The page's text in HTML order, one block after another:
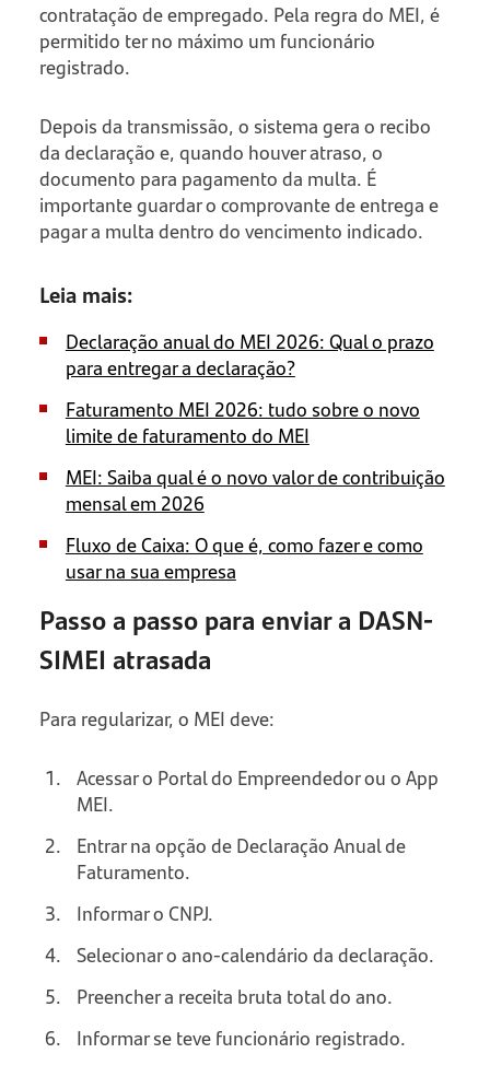
contratação de empregado. Pela regra do MEI, é
permitido ter no máximo um funcionário
registrado.
Depois da transmissão, o sistema gera o recibo
da declaração e, quando houver atraso, o
documento para pagamento da multa. É
importante guardar o comprovante de entrega e
pagar a multa dentro do vencimento indicado.
Leia mais:
Declaração anual do MEI 2026: Qual o prazo
para entregar a declaração?
Faturamento MEI 2026: tudo sobre o novo
limite de faturamento do MEI
MEI: Saiba qual é o novo valor de contribuição
mensal em 2026
Fluxo de Caixa: O que é, como fazer e como
usar na sua empresa
Passo a passo para enviar a DASN-
SIMEI atrasada
Para regularizar, o MEI deve:
Acessar o Portal do Empreendedor ou o App
MEI.
Entrar na opção de Declaração Anual de
Faturamento.
Informar o CNPJ.
Selecionar o ano-calendário da declaração.
Preencher a receita bruta total do ano.
Informar se teve funcionário registrado.